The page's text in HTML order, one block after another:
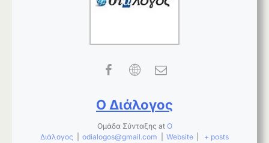
Ο Διάλογος
Ομάδα Σύνταξης at Ο
Διάλογος
odialogos@gmail.com Website + posts